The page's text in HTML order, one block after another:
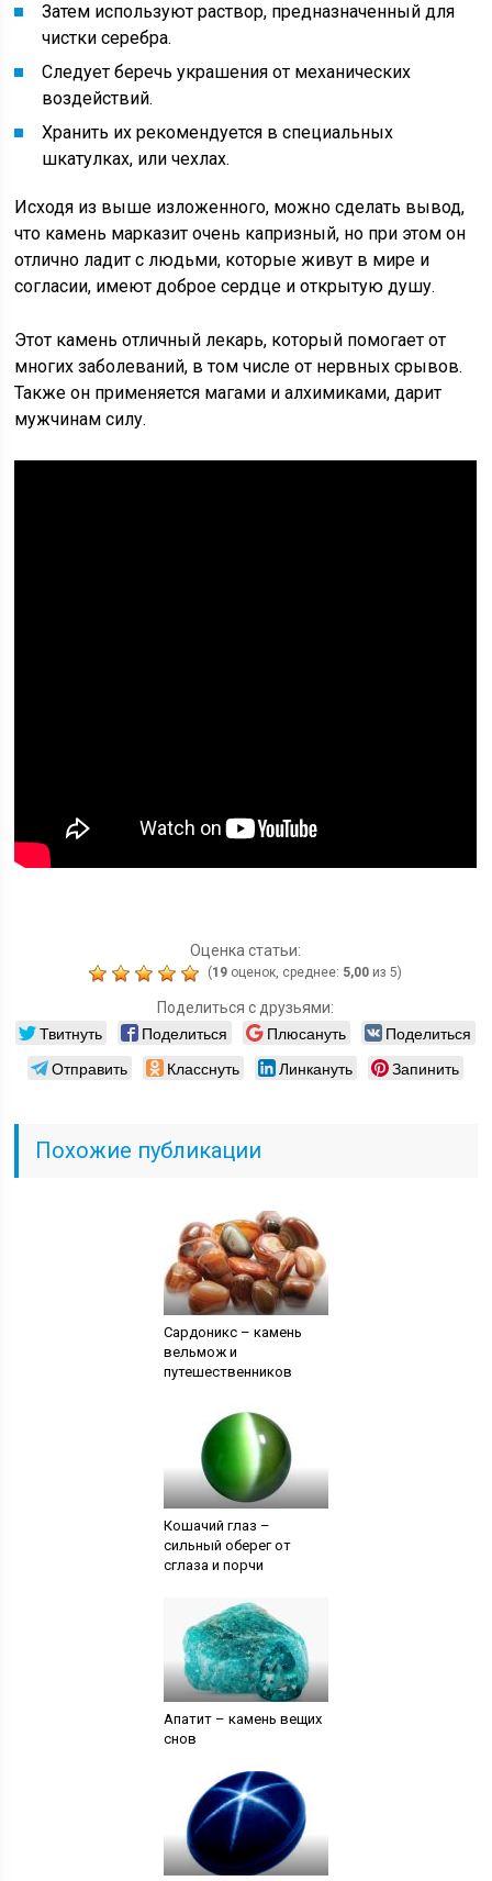
Затем используют раствор, предназначенный для
чистки серебра.
Следует беречь украшения от механических
воздействий.
Хранить их рекомендуется в специальных
шкатулках, или чехлах.
Исходя из выше изложенного, можно сделать вывод,
что камень марказит очень капризный, но при этом он
отлично ладит с людьми, которые живут в мире и
согласии, имеют доброе сердце и открытую душу.
Этот камень отличный лекарь, который помогает от
многих заболеваний, в том числе от нервных срывов.
Также он применяется магами и алхимиками, дарит
мужчинам силу.
Оценка статьи:
(19 оценок, среднее: 5,00 из 5)
Поделиться с друзьями:
Твитнуть Поделиться Плюсануть
Поделиться
Отправить
Класснуть Линкануть Запинить
Похожие публикации
Сардоникс – камень
вельмож и
путешественников
Кошачий глаз –
сильный оберег от
сглаза и порчи
Апатит – камень вещих
снов